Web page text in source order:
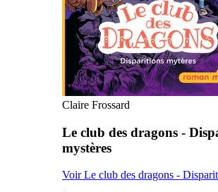
Claire Frossard
Le club des dragons -
mystères
Voir Le club des dragons -